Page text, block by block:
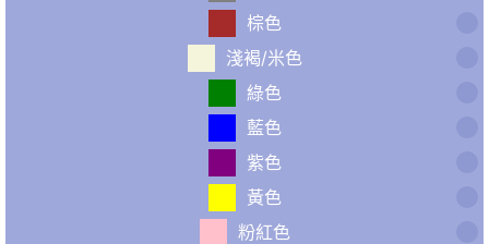
棕色
淺褐/米色
綠色
藍色
紫色
黃色
粉紅色